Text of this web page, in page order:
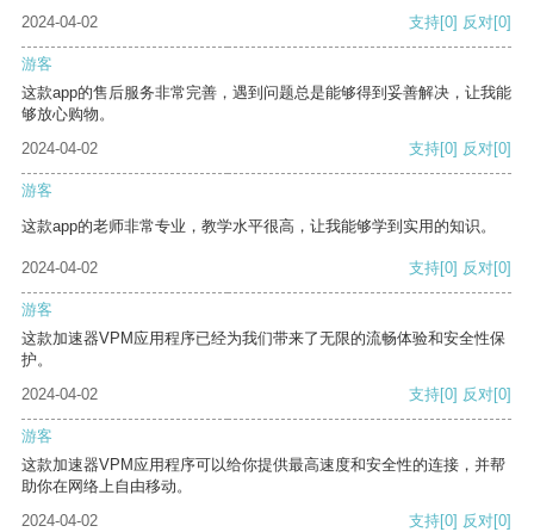
2024-04-02 支持[0] 反对[0]
游客
这款app的售后服务非常完善，遇到问题总是能够得到妥善解决，让我能
够放心购物。
2024-04-02
支持[0] 反对[0]
游客
这款app的老师非常专业，教学水平很高，让我能够学到实用的知识。
2024-04-02 支持[0] 反对[0]
游客
这款加速器VPM应用程序已经为我们带来了无限的流畅体验和安全性保
护。
2024-04-02
支持[0] 反对[0]
游客
这款加速器VPM应用程序可以给你提供最高速度和安全性的连接，并帮
助你在网络上自由移动。
2024-04-02
支持[0] 反对[0]